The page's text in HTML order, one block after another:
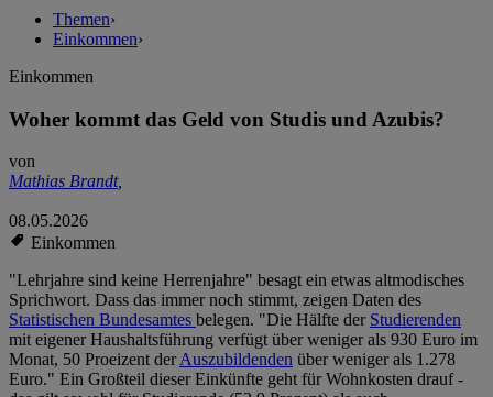
Themen›
Einkommen›
Einkommen
Woher kommt das Geld von Studis und Azubis?
von
Mathias Brandt,
08.05.2026
Einkommen
"Lehrjahre sind keine Herrenjahre" besagt ein etwas altmodisches
Sprichwort. Dass das immer noch stimmt, zeigen Daten des
Statistischen Bundesamtes belegen. "Die Hälfte der Studierenden
mit eigener Haushaltsführung verfügt über weniger als 930 Euro im
Monat, 50 Proeizent derAuszubildenden über weniger als 1.278
Euro." Ein Großteil dieser Einkünfte geht für Wohnkosten drauf -